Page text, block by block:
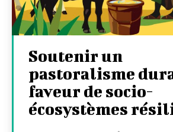
Soutenir un
pastoralisme
faveur de socio-
écosystèmes